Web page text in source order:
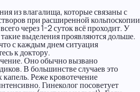
из влагалища, которые связаны с
при расширенной кольпоскопии
через 1-2 суток всё проходит. У
выделения проявляются дольше.
с каждым днем ситуация
к доктору.
Оно обычно вызвано
В большинстве случаев это
капель. Реже кровотечение
Гинеколог посоветует